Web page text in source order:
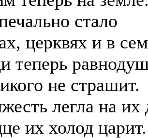
стало
церквях и в
теперь
не страшит.
легла на
их холод царит.